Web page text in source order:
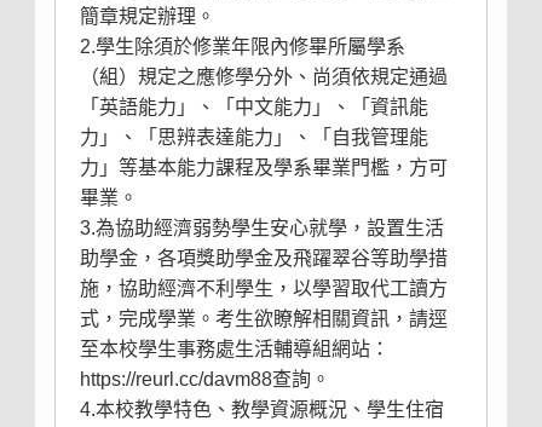
簡章規定辦理。
2.學生除須於修業年限內修畢所屬學系
（組）規定之應修學分外、尚須依規定通過
「英語能力」、「中文能力」、「資訊能
力」、「思辨表達能力」、「自我管理能
力」等基本能力課程及學系畢業門檻，方可
畢業。
3.為協助經濟弱勢學生安心就學，設置生活
助學金，各項獎助學金及飛躍翠谷等助學措
施，協助經濟不利學生，以學習取代工讀方
式，完成學業。考生欲瞭解相關資訊，請逕
至本校學生事務處生活輔導組網站：
https://reurl.cc/davm88查詢。
4.本校教學特色、教學資源概況、學生住宿